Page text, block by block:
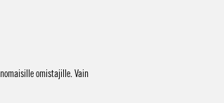
omistajille. Vain